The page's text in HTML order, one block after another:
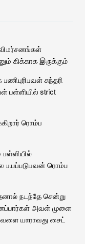
கிக்காக இருக்கும்
சுந்தரி
பள்ளியில் strict
ரொம்ப
பள்ளியில்
பயப்படுபவன் ரொம்ப
நடந்தே சென்று
அவள் முளை
யாராவது சைட்